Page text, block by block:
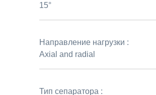
15°
Направление нагрузки :
Axial and radial
Тип сепаратора :